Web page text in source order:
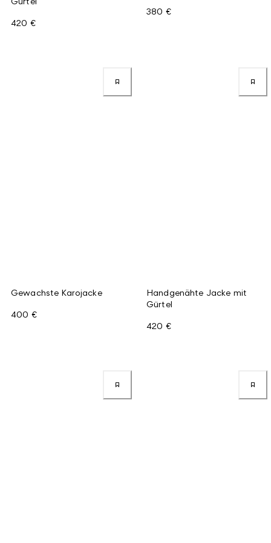
420 €
380 €
Gewachste Karojacke
400 €
Handgenähte Jacke mit
Gürtel
420 €